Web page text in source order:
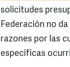
solicitudes
Federación no
razones por las
específicas